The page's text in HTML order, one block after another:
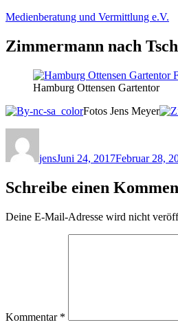
Zum
springen
Medienberatung und Vermittlung e.V.
Zimmermann nach
Hamburg Ottensen Gartentor
Fotos Jens Meyer
jensJuni 24, 2017Februar 28,
Schreibe einen
Deine E-Mail-Adresse wird nicht
Kommentar *